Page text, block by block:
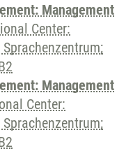
Management
Center:
Management
Center: